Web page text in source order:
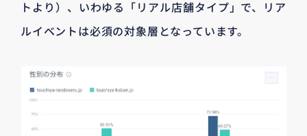
トより）、いわゆる「リアル店舗タイプ」で、リア
ルイベントは必須の対象層となっています。